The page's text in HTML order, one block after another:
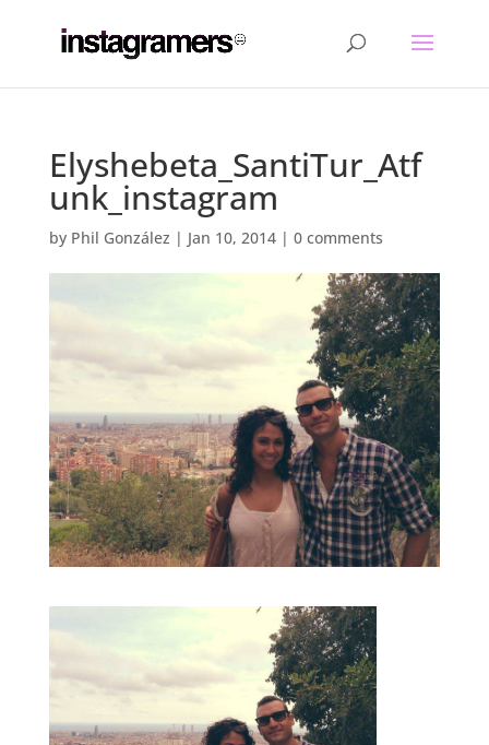
Elyshebeta_SantiTur_Atf
unk_instagram
by Phil González | Jan 10, 2014| 0 comments